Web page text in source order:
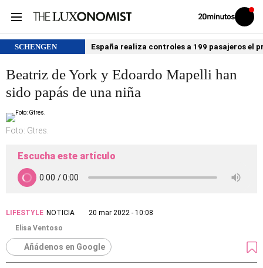
Volver
Iniciar
sesión
SCHENGEN España realiza controles a 199 pasajeros el
Beatriz de York y Edoardo Mapelli han
sido papás de una niña
Foto: Gtres.
Escucha este artículo
LIFESTYLE NOTICIA
20 mar 2022 - 10:08
Elisa Ventoso
Añádenos en Google